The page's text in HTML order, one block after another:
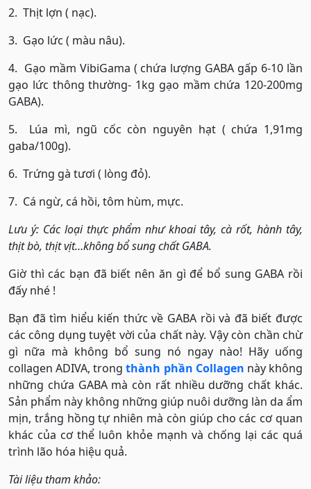
2. Thịt lợn ( nạc).
3. Gạo lức ( màu nâu).
4. Gạo mầm VibiGama ( chứa lượng GABA gấp 6-10 lần
gạo lức thông thường- 1kg gạo mầm chứa 120-200mg
GABA).
5. Lúa mì, ngũ cốc còn nguyên hạt ( chứa 1,91mg
gaba/100g).
6. Trứng gà tươi ( lòng đỏ).
7. Cá ngừ, cá hồi, tôm hùm, mực.
Lưu ý: Các loại thực phẩm như khoai tây, cà rốt, hành tây,
thịt bò, thịt vịt…không bổ sung chất GABA.
Giờ thì các bạn đã biết nên ăn gì để bổ sung GABA rồi
đấy nhé !
Bạn đã tìm hiểu kiến thức về GABA rồi và đã biết được
các công dụng tuyệt vời của chất này. Vậy còn chần chừ
gì nữa mà không bổ sung nó ngay nào! Hãy uống
collagen ADIVA, trongthành phần Collagen này không
những chứa GABA mà còn rất nhiều dưỡng chất khác.
Sản phẩm này không những giúp nuôi dưỡng làn da ẩm
mịn, trắng hồng tự nhiên mà còn giúp cho các cơ quan
khác của cơ thể luôn khỏe mạnh và chống lại các quá
trình lão hóa hiệu quả.
Tài liệu tham khảo: